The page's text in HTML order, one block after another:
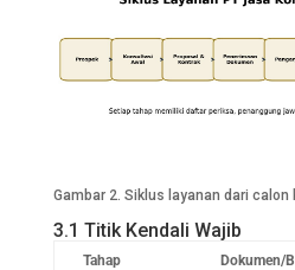
Gambar 2. Siklus layanan dari
3.1 Titik Kendali Wajib
Tahap Dokumen/